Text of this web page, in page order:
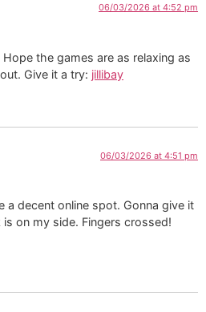
06/03/2026 at 4:52 pm
the games are as relaxing as
Give it a try: jillibay
06/03/2026 at 4:51 pm
a decent online spot. Gonna give it
on my side. Fingers crossed!